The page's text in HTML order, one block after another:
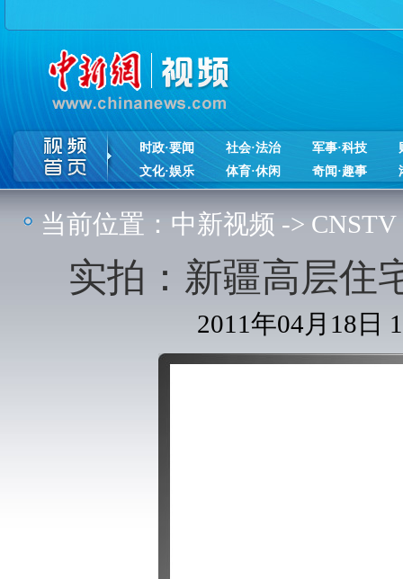
时政·要闻 社会·法治 军事·科技
文化·娱乐
体育·休闲 奇闻·趣事
当前位置： 中新视频 -> CNSTV
实拍：新疆高层住
2011年04月18